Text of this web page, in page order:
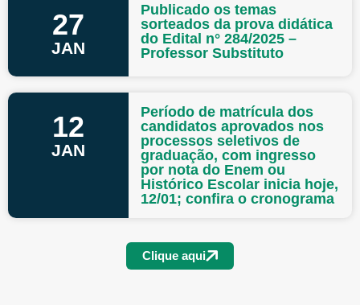
27
JAN
Publicado os temas
sorteados da prova didática
do Edital n° 284/2025 –
Professor Substituto
12
JAN
Período de matrícula dos
candidatos aprovados nos
processos seletivos de
graduação, com ingresso
por nota do Enem ou
Histórico Escolar inicia hoje,
12/01; confira o cronograma
Clique aqui